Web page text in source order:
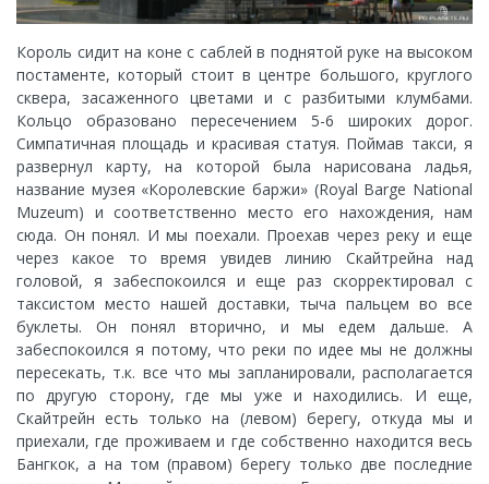
Король сидит на коне с саблей в поднятой руке на высоком
постаменте, который стоит в центре большого, круглого
сквера, засаженного цветами и с разбитыми клумбами.
Кольцо образовано пересечением 5-6 широких дорог.
Симпатичная площадь и красивая статуя. Поймав такси, я
развернул карту, на которой была нарисована ладья,
название музея «Королевские баржи» (Royal Barge National
Muzeum) и соответственно место его нахождения, нам
сюда. Он понял. И мы поехали. Проехав через реку и еще
через какое то время увидев линию Скайтрейна над
головой, я забеспокоился и еще раз скорректировал с
таксистом место нашей доставки, тыча пальцем во все
буклеты. Он понял вторично, и мы едем дальше. А
забеспокоился я потому, что реки по идее мы не должны
пересекать, т.к. все что мы запланировали, располагается
по другую сторону, где мы уже и находились. И еще,
Скайтрейн есть только на (левом) берегу, откуда мы и
приехали, где проживаем и где собственно находится весь
Бангкок, а на том (правом) берегу только две последние